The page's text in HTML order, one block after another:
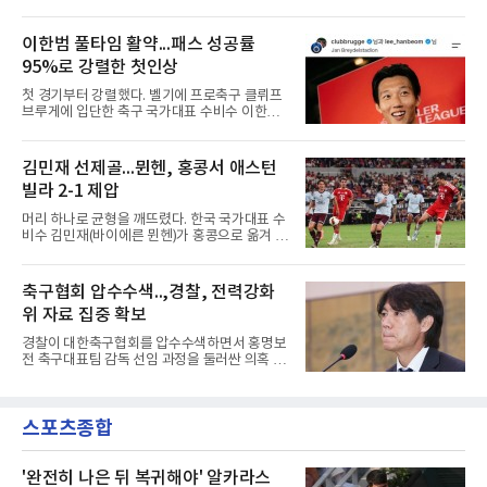
흔들었다.시점도 좋았다. 프랑스 올랭피크 리옹
이적설이 도는 배준호는 시즌 첫
일(한국시간) 옌스 카스트로프가 6일 아마추어
팀 로타흐-에게른과의 친선경기에서 어깨를 다
쳐 당분간 출전이 어렵다고 밝혔다. 그는 후반 교
체 투입돼 두 골을 넣었으나 후반 22분 부상으로
물러났다.독일인 아버지와 한국인 어머니 사이
에서 태어난 카스트로프는 측면 미드필더와 측
면 수비가 가능한 자원으로, 월드컵 남아프리카
은 그가 처음이다. 묀헨글라트바흐는 23일 DFB
포칼 1라운드, 29일 라이프치히
이한범 풀타임 활약...패스 성공률
95%로 강렬한 첫인상
첫 경기부터 강렬했다. 벨기에 프로축구 클뤼프
브루게에 입단한 축구 국가대표 수비수 이한범
뽑혔다.이한범은 8일(한국시간) 벨기에 브뤼헤
의 얀 브레이덜 스타디온에서 열린 코르트레이
크와의 2026-2027 벨기에 주필러리그 1라운드
홈 경기에 선발로 나서 경기 종료까지 뛰었다.출
발 자체가 빨랐다. 2026 북중미 월드컵에서 한국
의 조별리그 3경기를 모두 풀타임으로 소화하며
대표팀 중앙 수비의 주축으로 자리 잡은 그는 덴
선발로 곧장 투입돼 90분을 소화하며 팀의 3-0
완승에 힘을 보탰다.기록도
김민재 선제골...뮌헨, 홍콩서 애스턴
빌라 2-1 제압
머리 하나로 균형을 깨뜨렸다. 한국 국가대표 수
비수 김민재(바이에른 뮌헨)가 홍콩으로 옮겨 열
리에 힘을 보탰다.김민재는 7일(현지시간) 홍콩
카이탁 스포츠파크에서 열린 애스턴 빌라(잉글
랜드)와의 친선경기에서 전반 37분 0의 균형을
깨는 골을 넣었다. 톰 비쇼프가 왼쪽 측면에서 올
린 프리킥에 묘하게 머리를 갖다 대 방향을 바꾸
며 골 그물을 흔들었다.흐름은 좋았다. 제주전에
서 주장 완장을 차고 30여 분을 소화했던 그는
로키로 교체됐다.분데스리가 최다 우승팀(35회)
뮌헨은 프리시즌 아시아
축구협회 압수수색..,경찰, 전력강화
위 자료 집중 확보
경찰이 대한축구협회를 압수수색하면서 홍명보
전 축구대표팀 감독 선임 과정을 둘러싼 의혹 규
과정에 부당함이 있었는지가 수사의 본류다.7일
연합뉴스 취재를 종합하면 서울경찰청 광역수사
을 압수수색해 감독 선임 관련 자료를 다수 확보
스포츠종합
'완전히 나은 뒤 복귀해야' 알카라스